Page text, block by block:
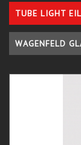
TUBE LIGHT
WAGENFELD